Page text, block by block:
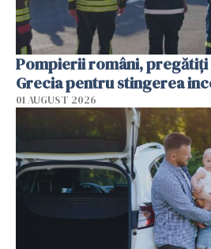
Pompierii români, pregătiţi
Grecia pentru stingerea
01 AUGUST 2026